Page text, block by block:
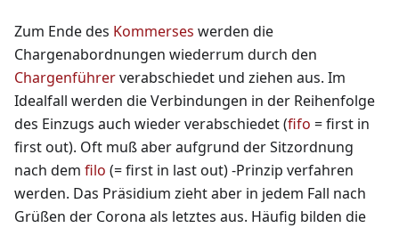
Zum Ende des Kommerses werden die
Chargenabordnungen wiederrum durch den
Chargenführerverabschiedet und ziehen aus. Im
Idealfall werden die Verbindungen in der Reihenfolge
des Einzugs auch wieder verabschiedet (fifo = first in
first out). Oft muß aber aufgrund der Sitzordnung
nach dem filo (= first in last out) -Prinzip verfahren
werden. Das Präsidium zieht aber in jedem Fall nach
Grüßen der Corona als letztes aus. Häufig bilden die